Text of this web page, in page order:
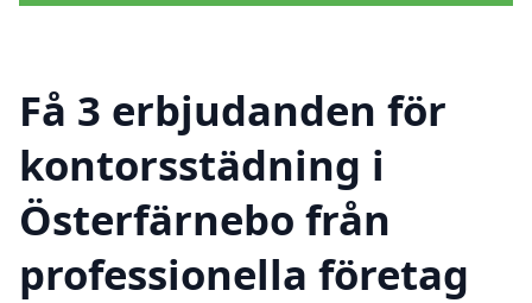
Få 3 erbjudanden för
kontorsstädning i
Österfärnebo från
professionella företag